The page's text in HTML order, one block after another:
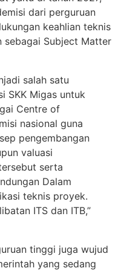
dari perguruan
keahlian teknis
sebagai Subject Matter
salah satu
SKK Migas untuk
Centre of
nasional guna
pengembangan
valuasi
serta
Dalam
teknis proyek.
ITS dan ITB,”
tinggi juga wujud
yang sedang